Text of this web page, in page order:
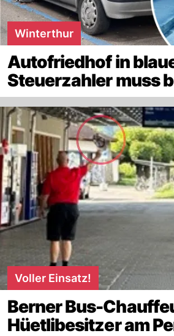
Winterthur
Autofriedhof in
Steuerzahler muss
Voller Einsatz!
Berner Bus-
Hüetlibesitzer am